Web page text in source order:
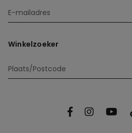
Winkelzoeker